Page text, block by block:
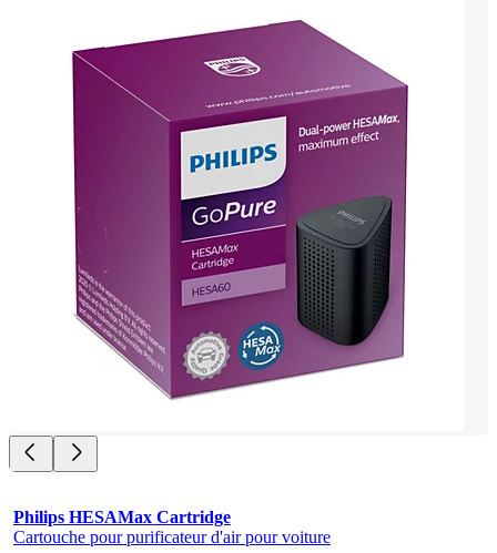
Philips HESAMax Cartridge
Cartouche pour purificateur d'air pour voiture